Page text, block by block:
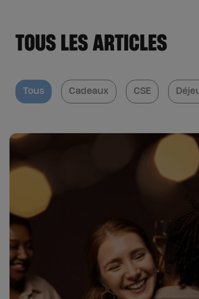
TOUS LES ARTICLES
Tous Cadeaux CSE